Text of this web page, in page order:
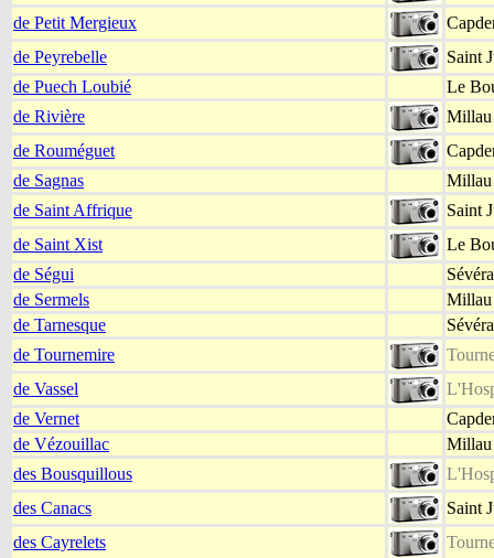
de Petit Mergieux
de Peyrebelle
Saint
de Puech Loubié
Le
de Rivière
Millau
de Rouméguet
de Sagnas
Millau
de Saint Affrique
Saint
de Saint Xist
Le
de Ségui
de Sermels
Millau
de Tarnesque
de Tournemire
de Vassel
de Vernet
de Vézouillac
Millau
des Bousquillous
des Canacs
Saint
des Cayrelets